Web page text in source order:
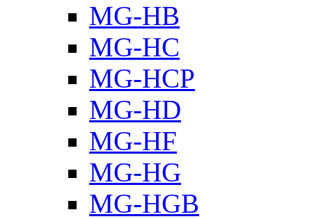
MG-HB
MG-HC
MG-HCP
MG-HD
MG-HF
MG-HG
MG-HGB